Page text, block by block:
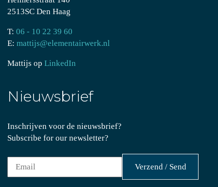
2513SC Den Haag
T: 06 - 10 22 39 60
E: mattijs@elementairwerk.nl
Mattijs op LinkedIn
Nieuwsbrief
Inschrijven voor de nieuwsbrief?
Subscribe for our newsletter?